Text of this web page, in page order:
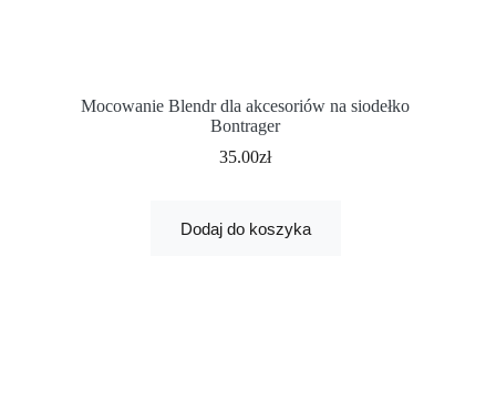
Mocowanie Blendr dla akcesoriów na siodełko
Bontrager
35.00zł
Dodaj do koszyka